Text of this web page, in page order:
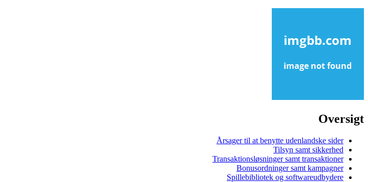
Oversigt
Årsager til at benytte udenlandske sider
Tilsyn samt sikkerhed
Transaktionsløsninger samt transaktioner
Bonusordninger samt kampagner
Spillebibliotek og softwareudbydere